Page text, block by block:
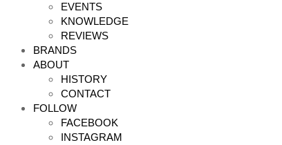
EVENTS
KNOWLEDGE
REVIEWS
BRANDS
ABOUT
HISTORY
CONTACT
FOLLOW
FACEBOOK
INSTAGRAM